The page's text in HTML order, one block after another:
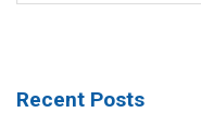
Recent Posts